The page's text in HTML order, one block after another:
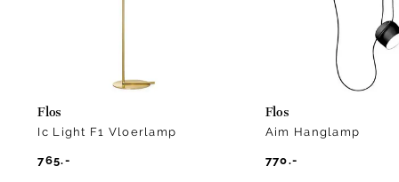
Flos
Ic Light F1 Vloerlamp
765.-
Flos
Aim Hanglamp
770.-